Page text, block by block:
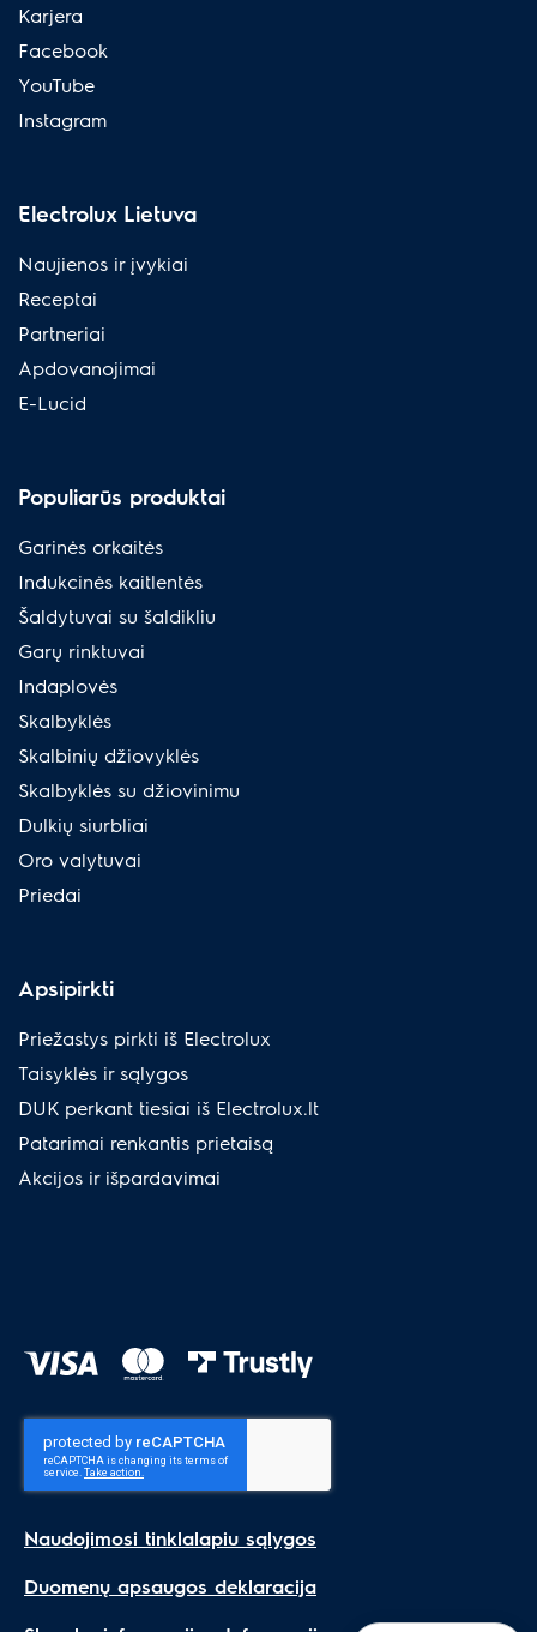
Karjera
Facebook
YouTube
Instagram
Electrolux Lietuva
Naujienos ir įvykiai
Receptai
Partneriai
Apdovanojimai
E-Lucid
Populiarūs produktai
Garinės orkaitės
Indukcinės kaitlentės
Šaldytuvai su šaldikliu
Garų rinktuvai
Indaplovės
Skalbyklės
Skalbinių džiovyklės
Skalbyklės su džiovinimu
Dulkių siurbliai
Oro valytuvai
Priedai
Apsipirkti
Priežastys pirkti iš Electrolux
Taisyklės ir sąlygos
DUK perkant tiesiai iš Electrolux.lt
Patarimai renkantis prietaisą
Akcijos ir išpardavimai
Naudojimosi tinklalapiu sąlygos
Duomenų apsaugos deklaracija